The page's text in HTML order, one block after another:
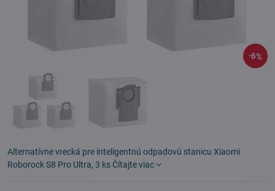
6%
Alternatívne vrecká pre inteligentnú odpadovú stanicu Xiaomi
Roborock S8 Pro Ultra, 3 ks Čítajte viac